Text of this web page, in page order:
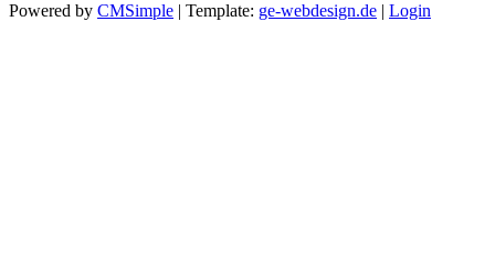
Powered by CMSimple | Template: ge-webdesign.de | Login